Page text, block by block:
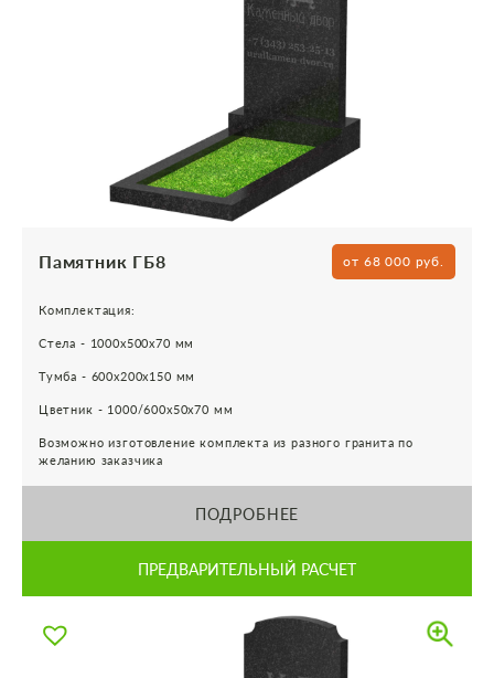
Памятник ГБ8 от 68 000 руб.
Комплектация:
Стела - 1000х500х70 мм
Тумба - 600х200х150 мм
Цветник - 1000/600х50х70 мм
Возможно изготовление комплекта из разного гранита по
желанию заказчика
ПОДРОБНЕЕ
ПРЕДВАРИТЕЛЬНЫЙ РАСЧЕТ